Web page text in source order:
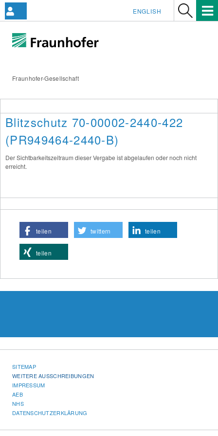
Fraunhofer-Gesellschaft
ENGLISH
Blitzschutz 70-00002-2440-422
(PR949464-2440-B)
Der Sichtbarkeitszeitraum dieser Vergabe ist abgelaufen oder noch nicht
erreicht.
teilen twittern teilen
teilen
SITEMAP
WEITERE AUSSCHREIBUNGEN
IMPRESSUM
AEB
NHS
DATENSCHUTZERKLÄRUNG